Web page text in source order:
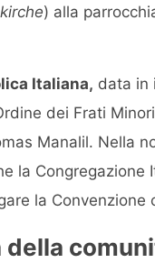
) alla
Italiana, data in
dei Frati
Manalil. Nella
la
la Convenzione
della